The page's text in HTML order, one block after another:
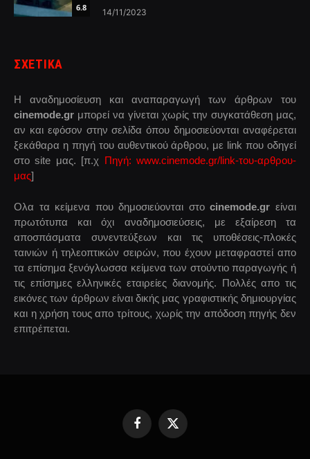
6.8 14/11/2023
ΣΧΕΤΙΚΑ
Η αναδημοσίευση και αναπαραγωγή των άρθρων του
cinemode.gr μπορεί να γίνεται χωρίς την συγκατάθεση μας,
αν και εφόσον στην σελίδα όπου δημοσιεύονται αναφέρεται
ξεκάθαρα η πηγή του αυθεντικού άρθρου, με link που οδηγεί
στο site μας. [π.χ Πηγή: www.cinemode.gr/link-του-αρθρου-
μας]
Ολα τα κείμενα που δημοσιεύονται στοcinemode.gr είναι
πρωτότυπα και όχι αναδημοσιεύσεις, με εξαίρεση τα
αποσπάσματα συνεντεύξεων και τις υποθέσεις-πλοκές
ταινιών ή τηλεοπτικών σειρών, που έχουν μεταφραστεί απο
τα επίσημα ξενόγλωσσα κείμενα των στούντιο παραγωγής ή
τις επίσημες ελληνικές εταιρείες διανομής. Πολλές απο τις
εικόνες των άρθρων είναι δικής μας γραφιστικής δημιουργίας
και η χρήση τους απο τρίτους, χωρίς την απόδοση πηγής δεν
επιτρέπεται.
FacebookX